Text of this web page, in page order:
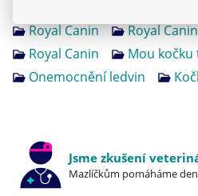
Royal Canin
Royal Canin
Royal Canin
Mou
Onemocnění ledvin
Jsme zkušení
Mazlíčkům pomáháme